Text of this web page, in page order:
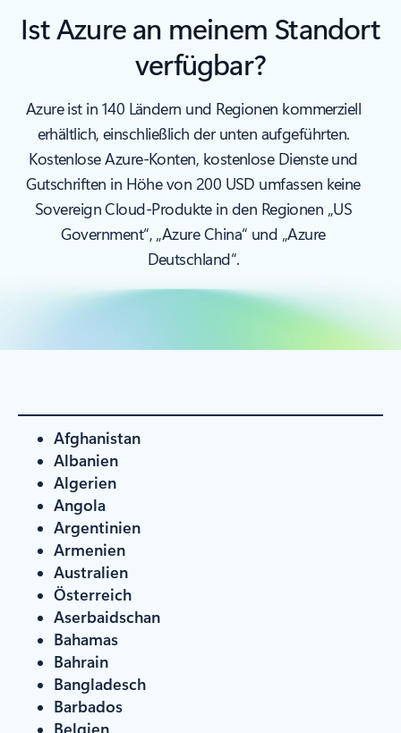
Ist Azure an meinem Standort
verfügbar?
Azure ist in 140 Ländern und Regionen kommerziell
erhältlich, einschließlich der unten aufgeführten.
Kostenlose Azure-Konten, kostenlose Dienste und
Gutschriften in Höhe von 200 USD umfassen keine
Sovereign Cloud-Produkte in den Regionen „US
Government“, „Azure China“ und „Azure
Deutschland“.
Afghanistan
Albanien
Algerien
Angola
Argentinien
Armenien
Australien
Österreich
Aserbaidschan
Bahamas
Bahrain
Bangladesch
Barbados
Belgien